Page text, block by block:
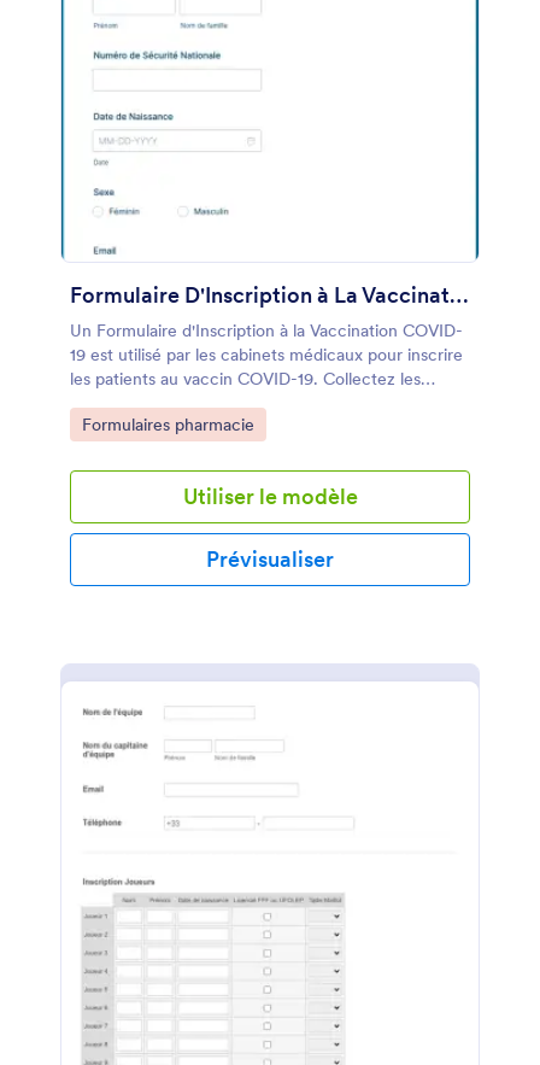
Formulaire D'Inscription à La Vaccination COVID 19
Un Formulaire d'Inscription à la Vaccination COVID-
19 est utilisé par les cabinets médicaux pour inscrire
les patients au vaccin COVID-19. Collectez les
coordonnées et les informations d'assurance de
votre cabinet médical grâce à un Formulaire
sécurisé! Personnalisez simplement le formulaire
pour recevoir les informations dont vous avez
besoin, puis intégrez le formulaire dans votre site
Web, partagez-le avec un lien ou demandez aux
patients de le remplir en personne sur la tablette ou
souhaitez que ce formulaire d'inscription
modifiez l'image d'arrière-plan ou ajoutez d'autres
champs de formulaire pour collecter les
antécédents médicaux des clients en même temps.
Vous pouvez même synchroniser des soumissions
ou des fichiers PDF sur plus de 100 plateformes
pour garder les informations sensibles sur la santé
des patients protégées avec la conformité HIPAA.
Remplacez les formulaires papier, soyez plus
efficace et réduisez le temps de contact avec un
formulaire d'enregistrement du vaccin COVID-19 en
ligne gratuit.
Go to Category:
Formulaires pharmacie
Utiliser le modèle
Prévisualiser